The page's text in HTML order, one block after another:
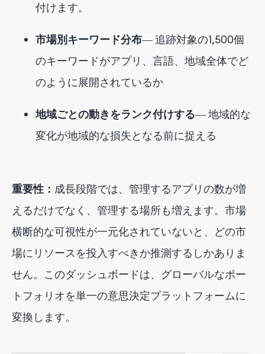
付けます。
市場別キーワード分布― 追跡対象の1,500個
のキーワードがアプリ、言語、地域全体でど
のように展開されているか
地域ごとの動きをランク付けする― 地域的な
変化が地域的な損失となる前に捉える
重要性： 成長段階では、管理するアプリの数が増
えるだけでなく、管理する場所も増えます。市場
横断的な可視性が一元化されていないと、どの市
場にリソースを投入すべきか推測するしかありま
せん。このダッシュボードは、グローバルなポー
トフォリオを単一の意思決定プラットフォームに
変換します。